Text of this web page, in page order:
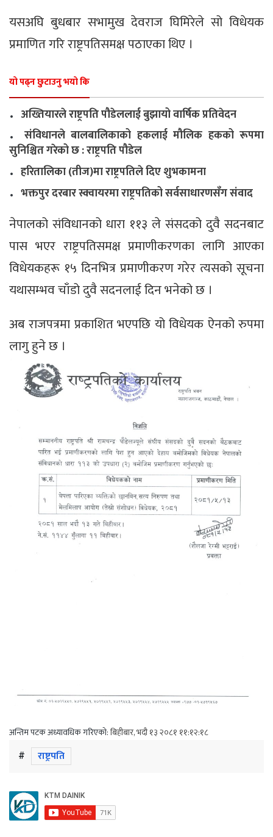
यसअघि बुधबार सभामुख देवराज घिमिरेले सो विधेयक
प्रमाणित गरि राष्ट्रपतिसमक्ष पठाएका थिए ।
यो पढ्न छुटाउनु भयो कि
. अख्तियारले राष्ट्रपति पौडेललाई बुझायो वार्षिक प्रतिवेदन
.
संविधानले बालबालिकाको हकलाई मौलिक हकको रूपमा
सुनिश्चित गरेको छ : राष्ट्रपति पौडेल
. हरितालिका (तीज)मा राष्ट्रपतिले दिए शुभकामना
. भक्तपुर दरबार स्क्वायरमा राष्ट्रपतिको सर्वसाधारणसँग संवाद
नेपालको संविधानको धारा ११३ ले संसदको दुवै सदनबाट
पास भएर राष्ट्रपतिसमक्ष प्रमाणीकरणका लागि आएका
विधेयकहरू १५ दिनभित्र प्रमाणीकरण गरेर त्यसको सूचना
यथासम्भव चाँडो दुवै सदनलाई दिन भनेको छ ।
अब राजपत्रमा प्रकाशित भएपछि यो विधेयक ऐनको रुपमा
लागु हुने छ ।
अन्तिम पटक अध्यावधिक गरिएको:बिहीबार, भदौ १३ २०८१ ११:१२:१८
# राष्ट्रपति